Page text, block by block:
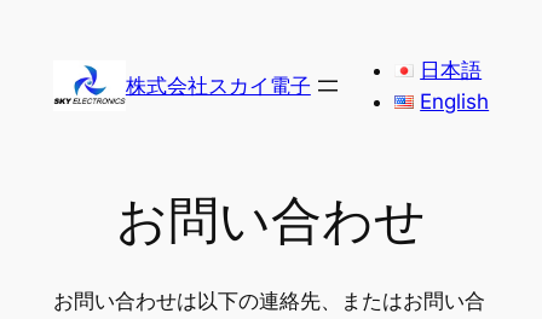
株式会社スカイ電子
日本語
English
お問い合わせ
お問い合わせは以下の連絡先、またはお問い合